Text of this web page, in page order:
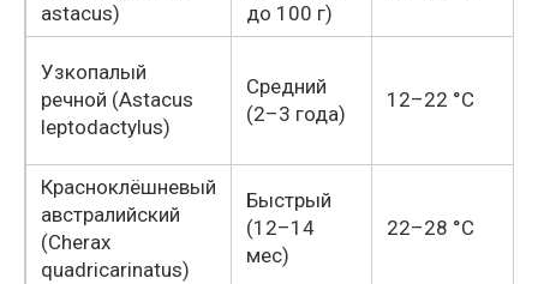
astacus)
до 100 г)
Узкопалый
речной (Astacus
leptodactylus)
Средний
(2–3 года)
12–22 °C
Красноклёшневый
австралийский
(Cherax
quadricarinatus)
Быстрый
(12–14
мес)
22–28 °C